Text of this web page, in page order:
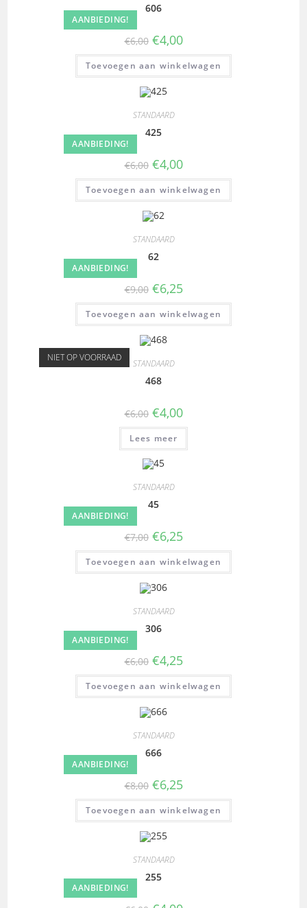
AANBIEDING!
606
€6,00 €4,00
Toevoegen aan winkelwagen
AANBIEDING!
STANDAARD
425
€6,00 €4,00
Toevoegen aan winkelwagen
AANBIEDING!
STANDAARD
62
€9,00 €6,25
Toevoegen aan winkelwagen
NIET OP VOORRAAD STANDAARD
468
€6,00 €4,00
Lees meer
AANBIEDING!
STANDAARD
45
€7,00 €6,25
Toevoegen aan winkelwagen
AANBIEDING!
STANDAARD
306
€6,00 €4,25
Toevoegen aan winkelwagen
AANBIEDING!
STANDAARD
666
€8,00 €6,25
Toevoegen aan winkelwagen
AANBIEDING!
STANDAARD
255